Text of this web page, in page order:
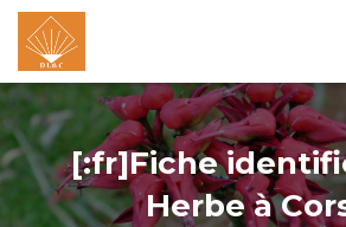
[:fr]Fiche
Herbe à